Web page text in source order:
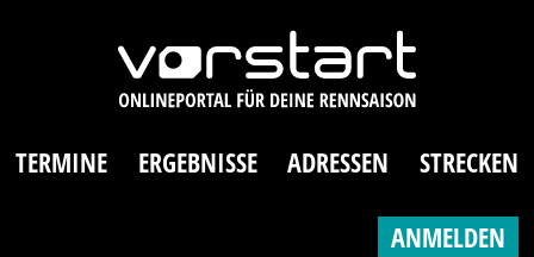
TERMINE ERGEBNISSE ADRESSEN STRECKEN
ANMELDEN